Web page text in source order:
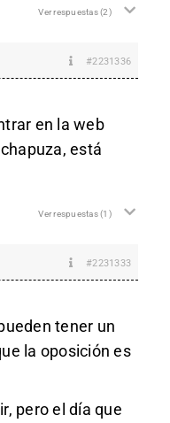
Ver respuestas(2)
#2231336
en la web
está
Ver respuestas(1)
#2231333
tener un
la oposición es
pero el día que